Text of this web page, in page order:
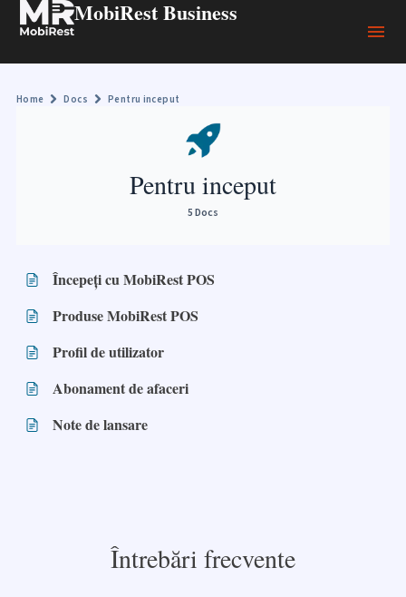
MobiRest Business
Home Docs Pentru inceput
Pentru inceput
5 Docs
Începeți cu MobiRest POS
Produse MobiRest POS
Profil de utilizator
Abonament de afaceri
Note de lansare
Întrebări frecvente